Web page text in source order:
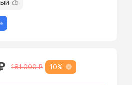
181 000 ₽ 10%